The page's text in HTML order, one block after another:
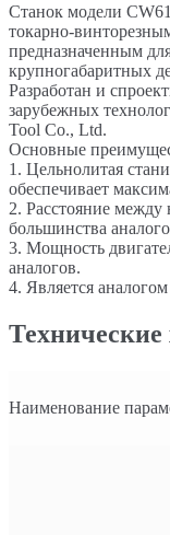
Станок модели
токарно-
предназначенным
крупногабаритных
Разработан и
зарубежных
Tool Co., Ltd.
Основные
1. Цельнолитая
обеспечивает
2. Расстояние
большинства
3. Мощность
аналогов.
4. Является
Технические
Наименование